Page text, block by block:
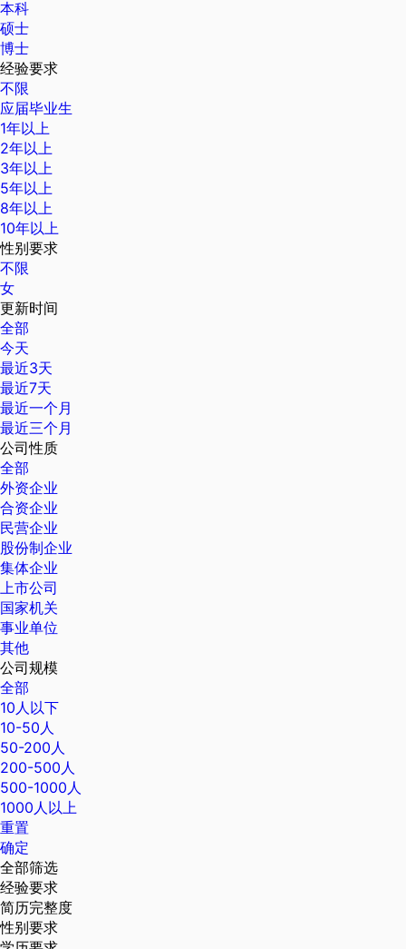
本科
硕士
博士
经验要求
不限
应届毕业生
1年以上
2年以上
3年以上
5年以上
8年以上
10年以上
性别要求
不限
女
更新时间
全部
今天
最近3天
最近7天
最近一个月
最近三个月
公司性质
全部
外资企业
合资企业
民营企业
股份制企业
集体企业
上市公司
国家机关
事业单位
其他
公司规模
全部
10人以下
10-50人
50-200人
200-500人
500-1000人
1000人以上
重置
确定
全部筛选
经验要求
简历完整度
性别要求